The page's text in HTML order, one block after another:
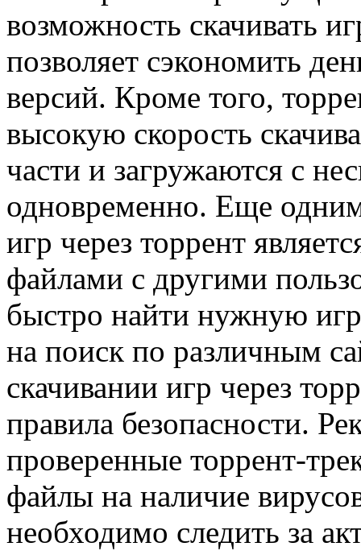
возможность скачивать
позволяет сэкономить
версий. Кроме того,
высокую скорость
части и загружаются с
одновременно. Еще
игр через торрент
файлами с другими
быстро найти нужную
на поиск по различным
скачивании игр через
правила безопасности.
проверенные торрент-
файлы на наличие
необходимо следить за